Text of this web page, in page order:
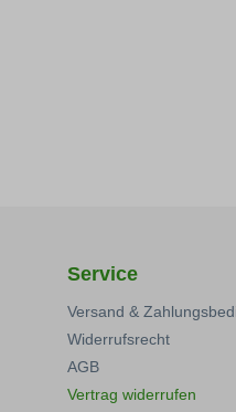
Service
Versand &
Widerrufsrecht
AGB
Vertrag widerrufen